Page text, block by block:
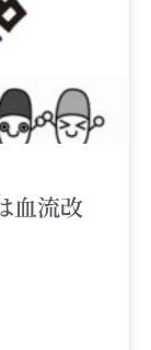
血流改